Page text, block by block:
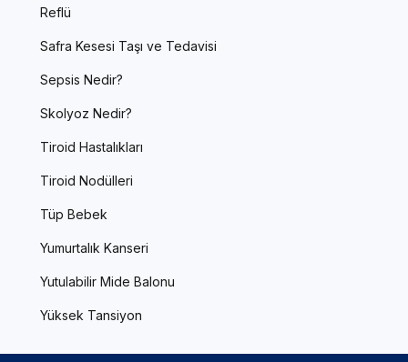
Reflü
Safra Kesesi Taşı ve Tedavisi
Sepsis Nedir?
Skolyoz Nedir?
Tiroid Hastalıkları
Tiroid Nodülleri
Tüp Bebek
Yumurtalık Kanseri
Yutulabilir Mide Balonu
Yüksek Tansiyon